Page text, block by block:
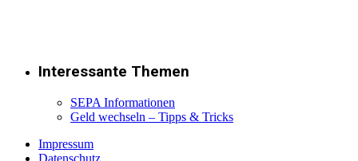
Interessante Themen
SEPA Informationen
Geld wechseln – Tipps & Tricks
Impressum